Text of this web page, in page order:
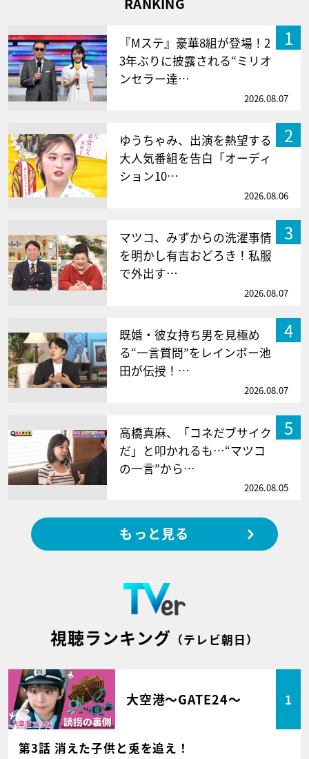
1
『Mステ』豪華8組が登場！2
3年ぶりに披露される“ミリオ
ンセラー達…
2026.08.07
2
ゆうちゃみ、出演を熱望する
大人気番組を告白「オーディ
ション10…
2026.08.06
3
マツコ、みずからの洗濯事情
を明かし有吉おどろき！私服
で外出す…
2026.08.07
4
既婚・彼女持ち男を見極め
る“一言質問”をレインボー池
田が伝授！…
2026.08.07
5
高橋真麻、「コネだブサイク
だ」と叩かれるも…“マツコ
の一言”から…
2026.08.05
もっと見る
視聴ランキング （テレビ朝日）
大空港～GATE24～ 1
第3話 消えた子供と兎を追え！